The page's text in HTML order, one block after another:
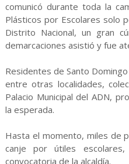
comunicó durante toda la
Plásticos por Escolares solo
Distrito Nacional, un gran
demarcaciones asistió y fue
Residentes de Santo
entre otras localidades,
Palacio Municipal del ADN,
la esperada.
Hasta el momento, miles de
canje por útiles
convocatoria de la alcaldía.